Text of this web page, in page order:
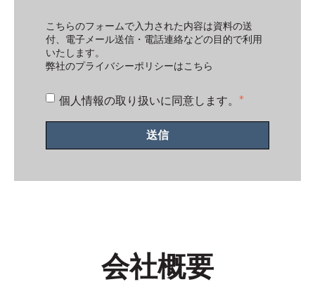
こちらのフォームで入力された内容は資料の送
付、電子メール送信・電話連絡などの目的で利用
いたします。
弊社のプライバシーポリシーはこちら
個人情報の取り扱いに同意します。 *
会社概要